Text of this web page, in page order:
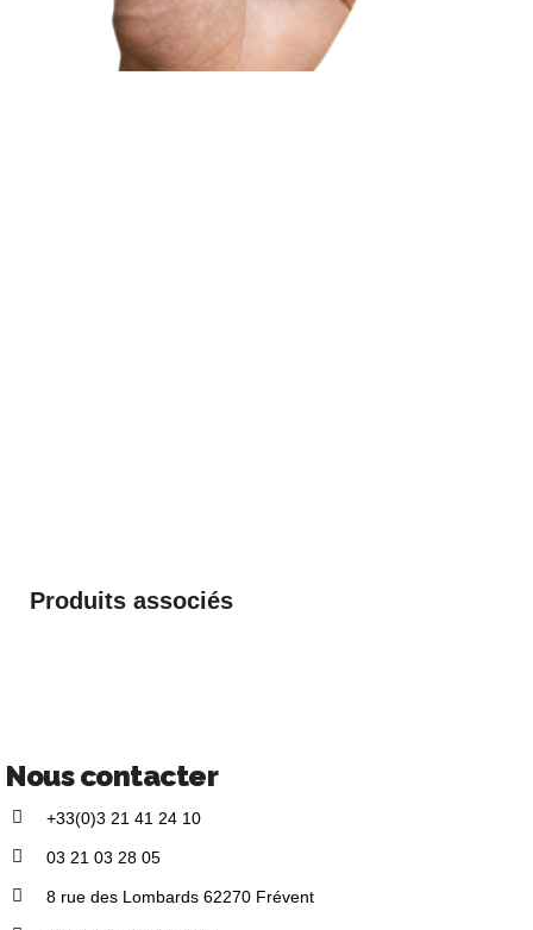
Produits associés
Nous contacter
+33(0)3 21 41 24 10
03 21 03 28 05
8 rue des Lombards 62270 Frévent